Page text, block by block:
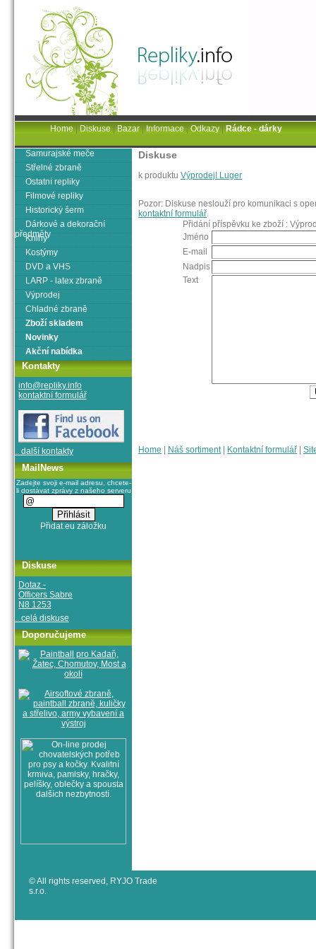
Diskuse
k produktu Výprodej! Luger
Pozor: Diskuse neslouží pro komunikaci s
kontaktní formulář.
Přidání příspěvku ke zboží :
Jméno
E-mail
Nadpis
Text
Home Náš sortiment| Kontaktní formulář
Samurajské meče
Střelné zbraně
Ostatní repliky
Filmové repliky
Historický šerm
Dárkové a dekorační
předměty
Knihy
Kostýmy
DVD a VHS
LARP - latex zbraně
Výprodej
Chladné zbraně
Zboží skladem
Novinky
Akční nabídka
Kontakty
info@repliky.info
kontaktní formulář
.. další kontakty
MailNews
Zadejte svoji e-mail adresu, chcete-
li dostávat zprávy z našeho serveru
Diskuse
Dotaz -
Officers Sabre
N8 1253
.. celá diskuse
Doporučujeme
Home|Diskuse|Bazar|Informace|Odkazy|Rádce - dárky
© All rights reserved, RYJO Trade
s.r.o.